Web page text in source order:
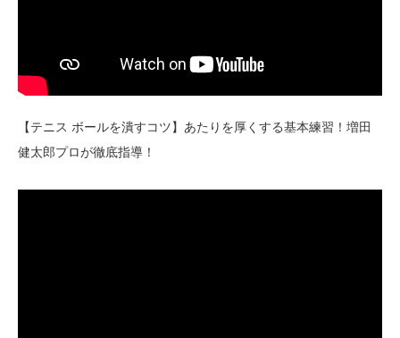
【テニス ボールを潰すコツ】あたりを厚くする基本練習！増田
健太郎プロが徹底指導！